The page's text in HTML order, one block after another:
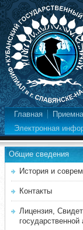
Главная
Электронная
Общие сведения
История и
Контакты
Лицензия,
государственной